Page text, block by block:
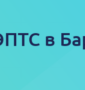
в